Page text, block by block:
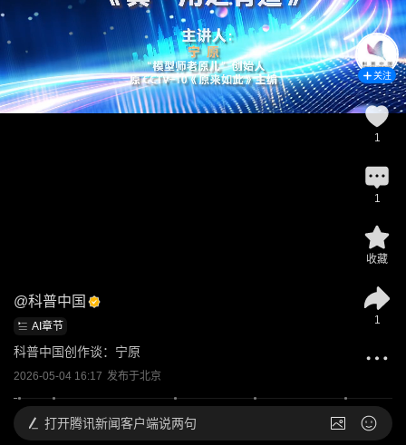
@科普中国
AI章节
科普中国创作谈：宁原
2026-05-04 16:17 发布于北京
关注
1
1
收藏
1
打开腾讯新闻客户端说两句